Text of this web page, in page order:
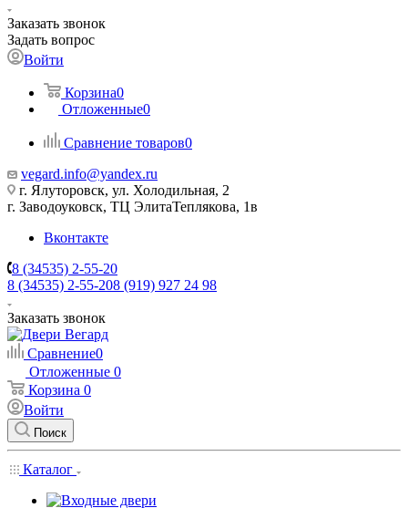
Заказать звонок
Задать вопрос
Войти
Корзина0
Отложенные0
Сравнение товаров0
vegard.info@yandex.ru
г. Ялуторовск, ул. Холодильная, 2
г. Заводоуковск, ​ТЦ Элита​Теплякова, 1в
Вконтакте
8 (34535) 2-55-20
8 (34535) 2-55-208 (919) 927 24 98
Заказать звонок
Сравнение0
Отложенные 0
Корзина 0
Войти
Поиск
Каталог